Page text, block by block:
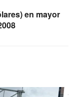
en mayor